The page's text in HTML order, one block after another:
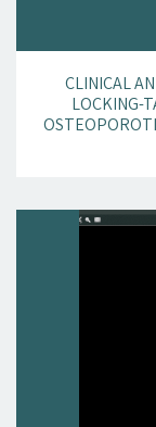
CLINICAL
LOCKING-